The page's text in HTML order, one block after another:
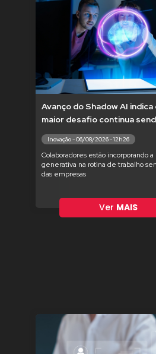
Avanço do Shadow AI indica
maior desafio continua
Inovação - 06/08/2026 - 12h26
Colaboradores estão incorporando a
generativa na rotina de trabalho
das empresas
Ver MAIS